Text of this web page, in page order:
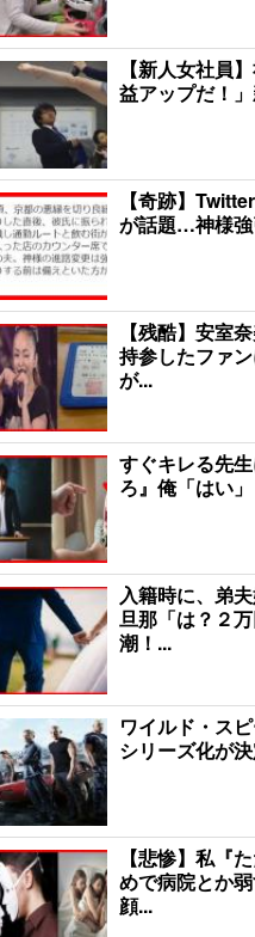
【新人女社員
益アップだ！
【奇跡】
が話題…神様強
【残酷】安室
持参したファ
が...
すぐキレる先
ろ』俺「はい
入籍時に、弟
旦那「は？２
潮！...
ワイルド・ス
シリーズ化が
【悲惨】私『
めで病院とか
顔...